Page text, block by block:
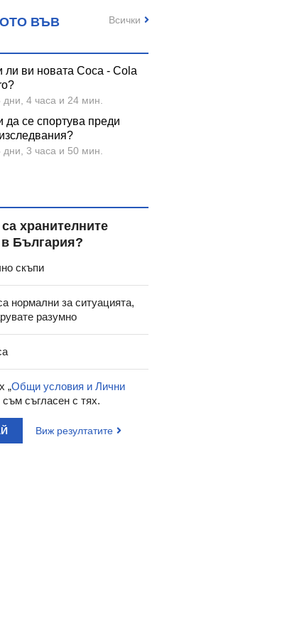
ВЪВ
ли ви новата Coca - Cola
дни, 4 часа и 24 мин.
да се спортува преди
дни, 3 часа и 50 мин.
Всички
хранителните
България?
скъпи
нормални за ситуацията,
разумно
„Общи условия и Лични
съм съгласен с тях.
Виж резултатите